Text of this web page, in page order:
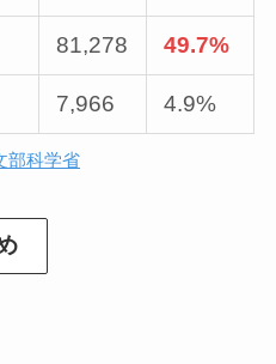
81,278 49.7%
7,966 4.9%
部科学省